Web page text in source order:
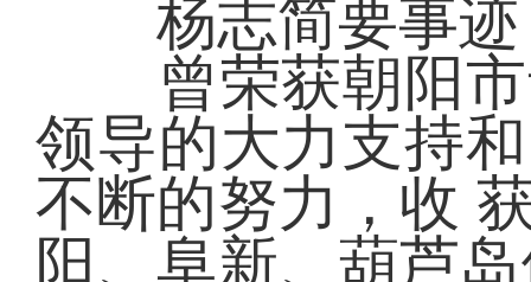
杨志简要事迹
曾荣获朝阳市
领导的大力支持
不断的努力，收
阳、阜新、葫芦